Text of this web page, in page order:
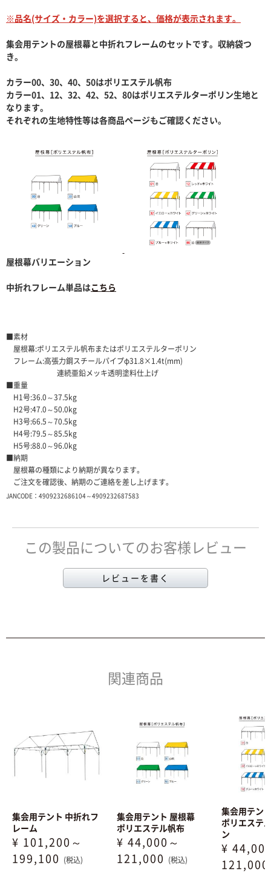
※品名(サイズ・カラー)を選択すると、価格が表示されます。
集会用テントの屋根幕と中折れフレームのセットです。収納袋つ
き。
カラー00、30、40、50はポリエステル帆布
カラー01、12、32、42、52、80はポリエステルターポリン生地と
なります。
それぞれの生地特性等は各商品ページもご確認ください。
屋根幕バリエーション
中折れフレーム単品はこちら
■素材
屋根幕:ポリエステル帆布またはポリエステルターポリン
フレーム:高張力鋼スチールパイプφ31.8×1.4t(mm)
連続亜鉛メッキ透明塗料仕上げ
■重量
H1号:36.0～37.5kg
H2号:47.0～50.0kg
H3号:66.5～70.5kg
H4号:79.5～85.5kg
H5号:88.0～96.0kg
■納期
屋根幕の種類により納期が異なります。
ご注文を確認後、納期のご連絡を差し上げます。
JANCODE：4909232686104～4909232687583
この製品についてのお客様レビュー
レビューを書く
関連商品
集会用テント 中折れフ
レーム
¥ 101,200～
199,100 (税込)
集会用テント 屋根幕
ポリエステル帆布
¥ 44,000～
121,000 (税込)
集会用テ
ポリエステ
ン
¥